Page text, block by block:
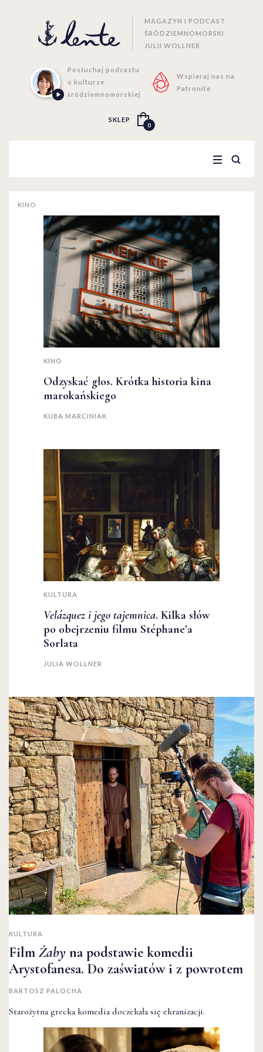
MAGAZYN I PODCAST
ŚRÓDZIEMNOMORSKI
JULII WOLLNER
Posłuchaj podcastu
o kulturze
śródziemnomorskiej
Wspieraj nas na
Patronite
SKLEP
0
KINO
KINO
Odzyskać głos. Krótka historia kina
marokańskiego
KUBA MARCINIAK
KULTURA
Velázquez i jego tajemnica. Kilka słów
po obejrzeniu filmu Stéphane’a
Sorlata
JULIA WOLLNER
KULTURA
Film Żaby na podstawie komedii
Arystofanesa. Do zaświatów i z powrotem
BARTOSZ PALOCHA
Starożytna grecka komedia doczekała się ekranizacji.